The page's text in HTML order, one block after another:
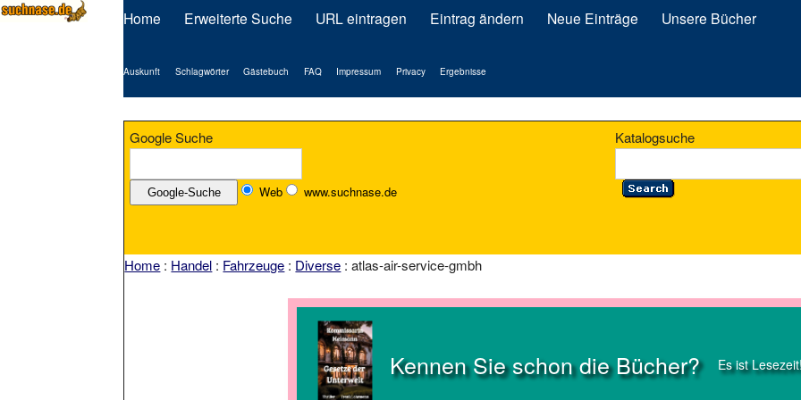
Home Erweiterte Suche URL eintragen Eintrag ändern Neue Einträge Unsere Bücher
Auskunft Schlagwörter Gästebuch FAQ Impressum Privacy Ergebnisse
Google Suche
Web www.suchnase.de
Katalogsuche
Home : Handel : Fahrzeuge : Diverse : atlas-air-service-gmbh
Kennen Sie schon die Bücher? Es ist